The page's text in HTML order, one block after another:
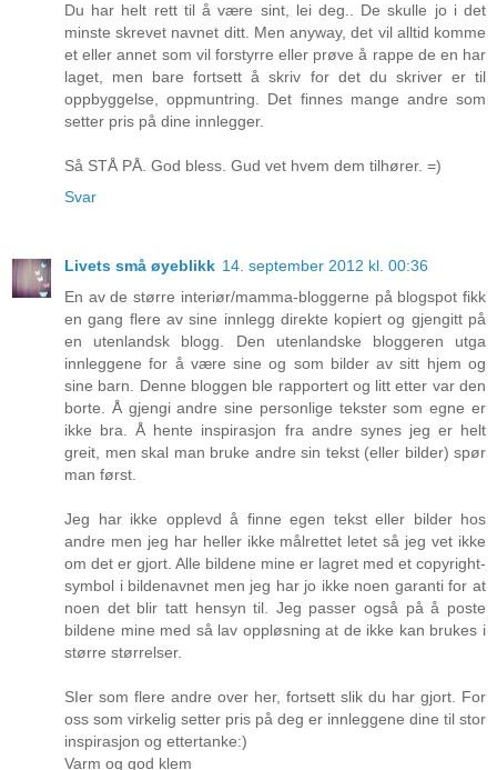
Du har helt rett til å være sint, lei deg.. De skulle jo i det
minste skrevet navnet ditt. Men anyway, det vil alltid komme
et eller annet som vil forstyrre eller prøve å rappe de en har
laget, men bare fortsett å skriv for det du skriver er til
oppbyggelse, oppmuntring. Det finnes mange andre som
setter pris på dine innlegger.
Så STÅ PÅ. God bless. Gud vet hvem dem tilhører. =)
Svar
Livets små øyeblikk 14. september 2012 kl. 00:36
En av de større interiør/mamma-bloggerne på blogspot fikk
en gang flere av sine innlegg direkte kopiert og gjengitt på
en utenlandsk blogg. Den utenlandske bloggeren utga
innleggene for å være sine og som bilder av sitt hjem og
sine barn. Denne bloggen ble rapportert og litt etter var den
borte. Å gjengi andre sine personlige tekster som egne er
ikke bra. Å hente inspirasjon fra andre synes jeg er helt
greit, men skal man bruke andre sin tekst (eller bilder) spør
man først.
Jeg har ikke opplevd å finne egen tekst eller bilder hos
andre men jeg har heller ikke målrettet letet så jeg vet ikke
om det er gjort. Alle bildene mine er lagret med et copyright-
symbol i bildenavnet men jeg har jo ikke noen garanti for at
noen det blir tatt hensyn til. Jeg passer også på å poste
bildene mine med så lav oppløsning at de ikke kan brukes i
større størrelser.
SIer som flere andre over her, fortsett slik du har gjort. For
oss som virkelig setter pris på deg er innleggene dine til stor
inspirasjon og ettertanke:)
Varm og god klem